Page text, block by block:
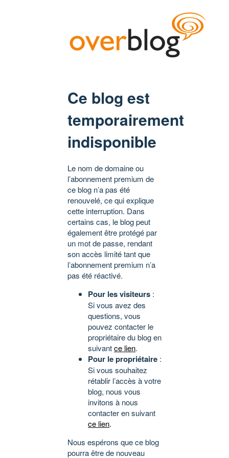
Ce blog est
temporairement
indisponible
Le nom de domaine ou
l’abonnement premium de
ce blog n’a pas été
renouvelé, ce qui explique
cette interruption. Dans
certains cas, le blog peut
également être protégé par
un mot de passe, rendant
son accès limité tant que
l’abonnement premium n’a
pas été réactivé.
Pour les visiteurs :
Si vous avez des
questions, vous
pouvez contacter le
propriétaire du blog en
suivantce lien.
Pour le propriétaire :
Si vous souhaitez
rétablir l’accès à votre
blog, nous vous
invitons à nous
contacter en suivant
ce lien.
Nous espérons que ce blog
pourra être de nouveau